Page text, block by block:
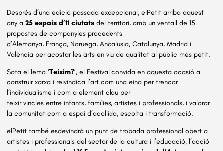
Després d’una edició passada excepcional, elPetit arriba aquest
any a25 espais d’11 ciutatsdel territori, amb un ventall de 15
propostes de companyies procedents
d’Alemanya, França, Noruega, Andalusia, Catalunya, Madrid i
València per acostar les arts en viu de qualitat al públic més petit.
Sota el lema ‘Teixim?’, el Festival convida en aquesta ocasió a
construir xarxa i reivindica l’art com una eina per trencar
l’individualisme i com a element clau per
teixir vincles entre infants, famílies, artistes i professionals, i valorar
la comunitat com a espai d’acollida, escolta i transformació.
elPetit també esdevindrà un punt de trobada professional obert a
artistes i professionals del sector de la cultura i l’educació, l’acció